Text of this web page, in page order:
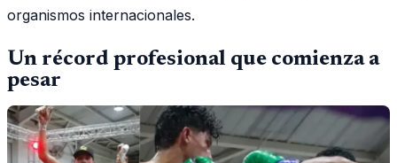
organismos internacionales.
Un récord profesional que comienza a
pesar